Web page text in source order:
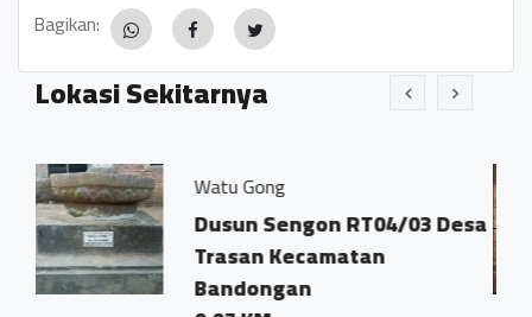
Bagikan:
Lokasi Sekitarnya
Watu Gong
Dusun Sengon RT04/03 Desa
Trasan Kecamatan
Bandongan
Kopi
Dsn.
0.03